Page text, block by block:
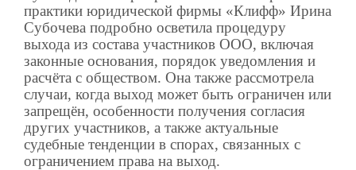
практики юридической фирмы «Клифф» Ирина
Субочева подробно осветила процедуру
выхода из состава участников ООО, включая
законные основания, порядок уведомления и
расчёта с обществом. Она также рассмотрела
случаи, когда выход может быть ограничен или
запрещён, особенности получения согласия
других участников, а также актуальные
судебные тенденции в спорах, связанных с
ограничением права на выход.